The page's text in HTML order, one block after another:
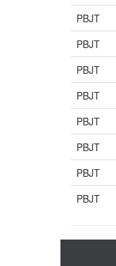
PBJT
PBJT
PBJT
PBJT
PBJT
PBJT
PBJT
PBJT